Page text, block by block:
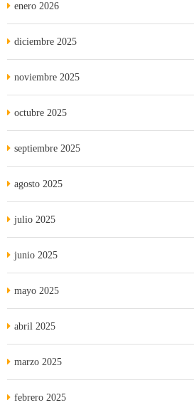
enero 2026
diciembre 2025
noviembre 2025
octubre 2025
septiembre 2025
agosto 2025
julio 2025
junio 2025
mayo 2025
abril 2025
marzo 2025
febrero 2025